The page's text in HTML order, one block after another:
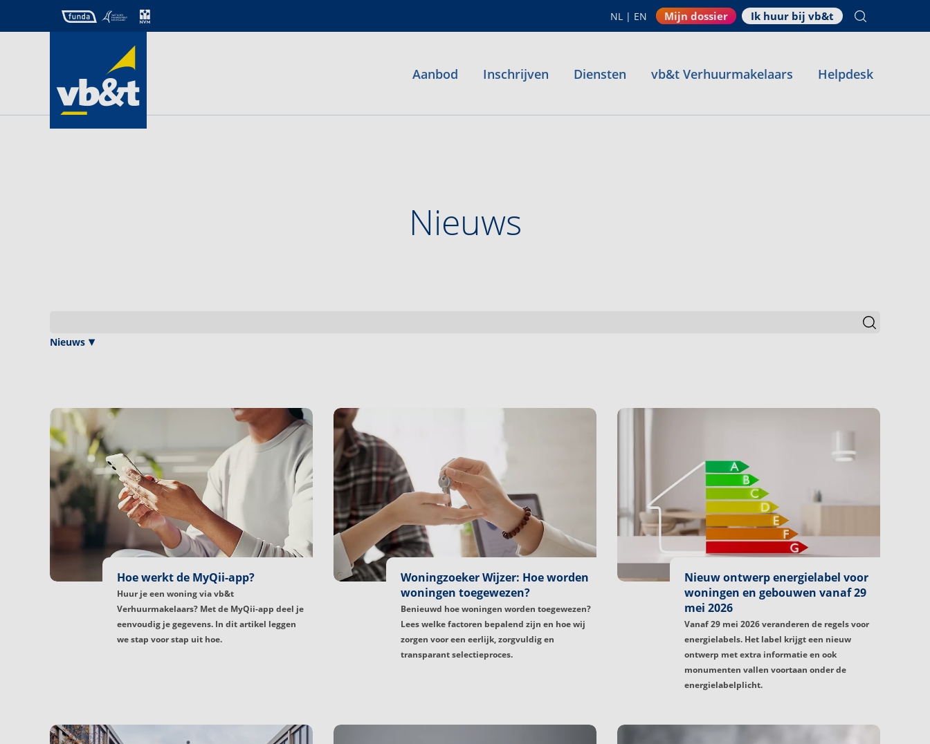
NL | EN Mijn dossier Ik huur bij vb&t
Aanbod Inschrijven Diensten vb&t Verhuurmakelaars Helpdesk
Nieuws
Nieuws
Hoe werkt de MyQii-app?
Huur je een woning via vb&t
Verhuurmakelaars? Met de MyQii-app deel je
eenvoudig je gegevens. In dit artikel leggen
we stap voor stap uit hoe.
Woningzoeker Wijzer: Hoe worden
woningen toegewezen?
Benieuwd hoe woningen worden toegewezen?
Lees welke factoren bepalend zijn en hoe wij
zorgen voor een eerlijk, zorgvuldig en
transparant selectieproces.
Nieuw ontwerp energielabel voor
woningen en gebouwen vanaf 29
mei 2026
Vanaf 29 mei 2026 veranderen de regels voor
energielabels. Het label krijgt een nieuw
ontwerp met extra informatie en ook
monumenten vallen voortaan onder de
energielabelplicht.